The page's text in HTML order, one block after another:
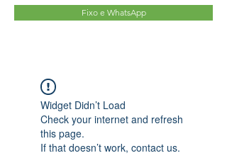
Fixo e WhatsApp
Widget Didn’t Load
Check your internet and refresh
this page.
If that doesn’t work, contact us.